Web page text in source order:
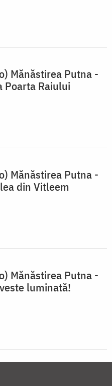
Mănăstirea Putna -
Poarta Raiului
Mănăstirea Putna -
din Vitleem
Mănăstirea Putna -
luminată!